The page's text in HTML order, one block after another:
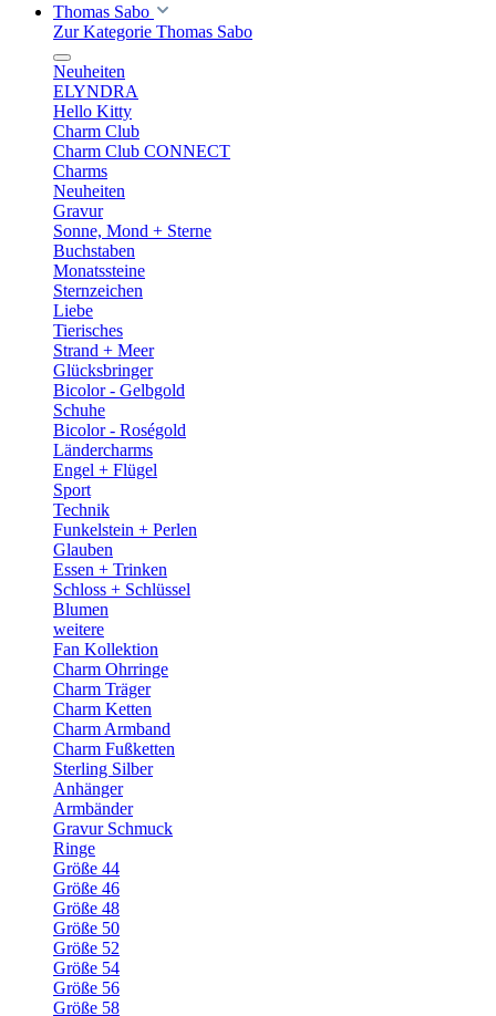
Thomas Sabo
Zur Kategorie Thomas Sabo
Neuheiten
ELYNDRA
Hello Kitty
Charm Club
Charm Club CONNECT
Charms
Neuheiten
Gravur
Sonne, Mond + Sterne
Buchstaben
Monatssteine
Sternzeichen
Liebe
Tierisches
Strand + Meer
Glücksbringer
Bicolor - Gelbgold
Schuhe
Bicolor - Roségold
Ländercharms
Engel + Flügel
Sport
Technik
Funkelstein + Perlen
Glauben
Essen + Trinken
Schloss + Schlüssel
Blumen
weitere
Fan Kollektion
Charm Ohrringe
Charm Träger
Charm Ketten
Charm Armband
Charm Fußketten
Sterling Silber
Anhänger
Armbänder
Gravur Schmuck
Ringe
Größe 44
Größe 46
Größe 48
Größe 50
Größe 52
Größe 54
Größe 56
Größe 58